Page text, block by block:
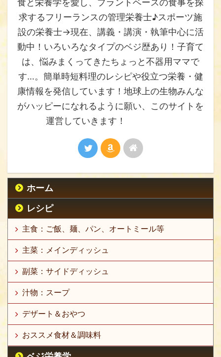
食と栄養学を愛し、プラントベースの食事を探
求するフリーランスの管理栄養士♪スポーツ施
設の栄養士→現在、講義・講演・執筆中心に活
動中！いろいろなタイプのベジ歴あり！子育て
は、悩みまくってきたちょっと不器用ママで
す…。簡単時短料理のレシピや役立つ栄養・健
康情報を発信しています！地球上の生物みんな
がハッピーになれるように願い、このサイトを
運営していきます！
ホーム
レシピ
主食：ご飯、麺、パン、オートミール等
主菜：メインディッシュ
副菜：サイドディッシュ
汁物：スープ
デザート＆おやつ
おススメ食材＆調味料